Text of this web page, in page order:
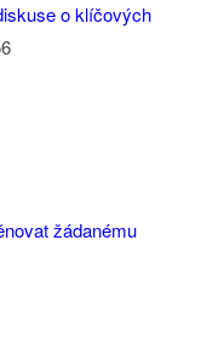
o klíčových
žádanému